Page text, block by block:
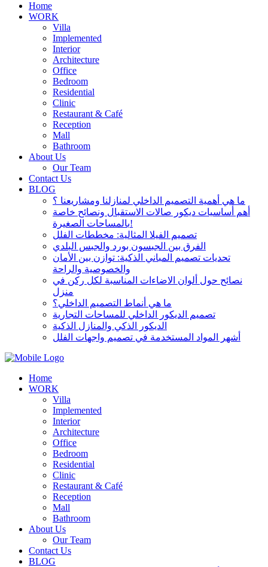
Home
WORK
Villa
Implemented
Interior
Architecture
Office
Bedroom
Residential
Clinic
Restaurant & Café
Reception
Mall
Bathroom
About Us
Our Team
Contact Us
BLOG
ما هي أهمية التصميم الداخلي لمنازلنا ومشاريعنا ؟
أهم أساسيات ديكور صالات الاستقبال ونصائح خاصة
بالمساحات الصغيرة!
تصميم الفيلا المثالية: مخططات الفلل
الفرق بين الجبسون بورد والجبس البلدي
تحديات تصميم المباني الذكية: توازن بين الأمان
والخصوصية والراحة
نصائح حول ألوان الاضاءات المناسبة لكل ركن في
منزل
ما هي أنماط التصميم الداخلي؟
تصميم الديكور الداخلي للمساحات التجارية
الديكور الذكي والمنازل الذكية
أشهر المواد المستخدمة في تصميم واجهات الفلل
Home
WORK
Villa
Implemented
Interior
Architecture
Office
Bedroom
Residential
Clinic
Restaurant & Café
Reception
Mall
Bathroom
About Us
Our Team
Contact Us
BLOG